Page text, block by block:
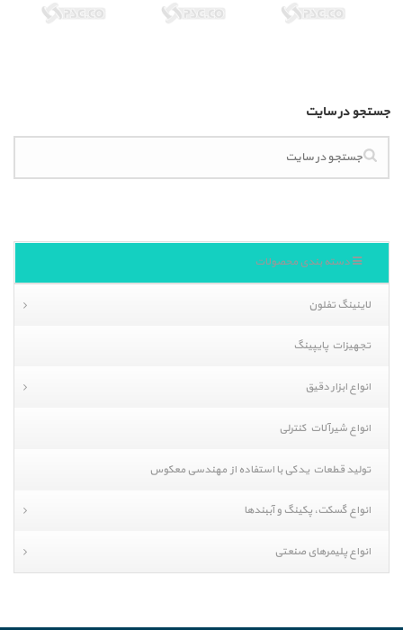
جستجو در سایت
دسته بندی محصولات
لاینینگ تفلون
تجهیزات پایپینگ
انواع ابزار دقیق
انواع شیرآلات کنترلی
تولید قطعات یدکی با استفاده از مهندسی معکوس
انواع گسکت، پکینگ و آببندها
انواع پلیمرهای صنعتی